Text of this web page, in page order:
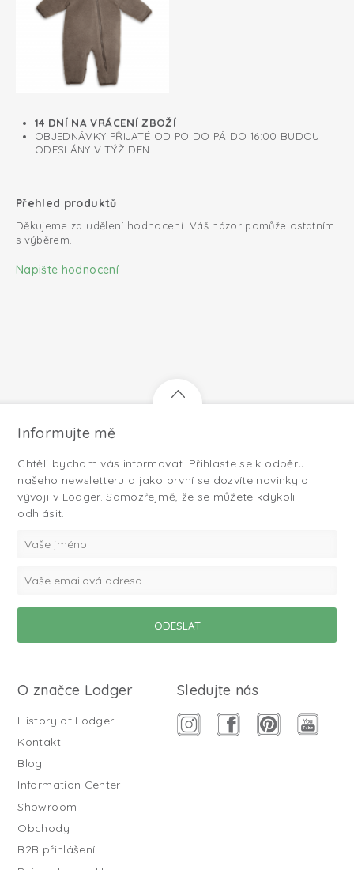
14 DNÍ NA VRÁCENÍ ZBOŽÍ
OBJEDNÁVKY PŘIJATÉ OD PO DO PÁ DO 16:00 BUDOU
ODESLÁNY V TÝŽ DEN
Přehled produktů
Děkujeme za udělení hodnocení. Váš názor pomůže ostatním
s výběrem.
Napište hodnocení
Informujte mě
Chtěli bychom vás informovat. Přihlaste se k odběru
našeho newsletteru a jako první se dozvíte novinky o
vývoji v Lodger. Samozřejmě, že se můžete kdykoli
odhlásit.
O značce Lodger
History of Lodger
Kontakt
Blog
Information Center
Showroom
Obchody
B2B přihlášení
Sledujte nás